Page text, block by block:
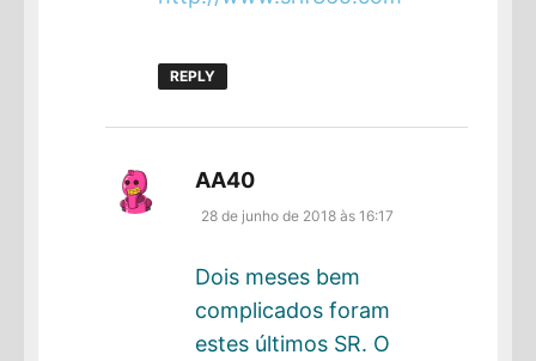
REPLY
AA40
28 de junho de 2018 às 16:17
Dois meses bem
complicados foram
estes últimos SR. O